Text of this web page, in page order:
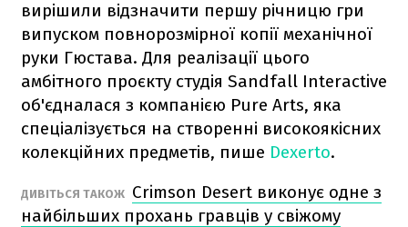
вирішили відзначити першу річницю гри
випуском повнорозмірної копії механічної
руки Гюстава. Для реалізації цього
амбітного проєкту студія Sandfall Interactive
об'єдналася з компанією Pure Arts, яка
спеціалізується на створенні високоякісних
колекційних предметів, пише Dexerto.
ДИВІТЬСЯ ТАКОЖ Crimson Desert виконує одне з
найбільших прохань гравців у свіжому